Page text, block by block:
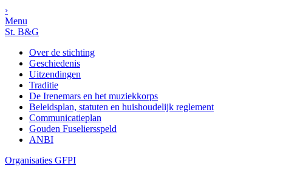
›
Menu
St. B&G
Over de stichting
Geschiedenis
Uitzendingen
Traditie
De Irenemars en het muziekkorps
Beleidsplan, statuten en huishoudelijk reglement
Communicatieplan
Gouden Fuseliersspeld
ANBI
Organisaties GFPI